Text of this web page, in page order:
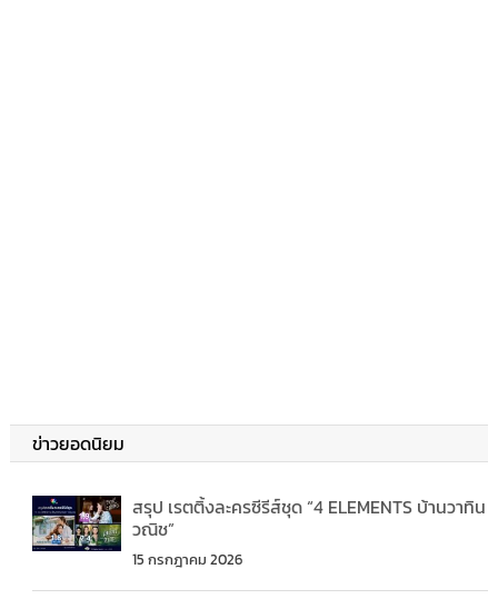
ข่าวยอดนิยม
สรุป เรตติ้งละครซีรีส์ชุด “4 ELEMENTS บ้านวาทิน
วณิช”
15 กรกฎาคม 2026